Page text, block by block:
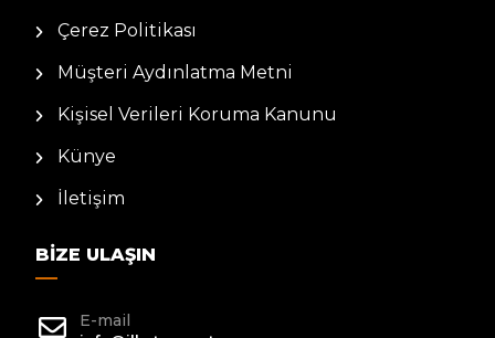
Çerez Politikası
Müşteri Aydınlatma Metni
Kişisel Verileri Koruma Kanunu
Künye
İletişim
BIZE ULAŞIN
E-mail